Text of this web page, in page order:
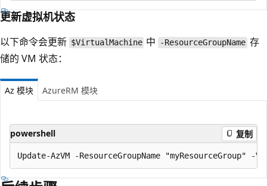
更新虚拟机状态
以下命令会更新 $VirtualMachine 中 -ResourceGroupName 存
储的 VM 状态：
Az 模块 AzureRM 模块
powershell 复制